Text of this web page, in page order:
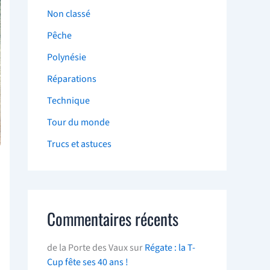
Non classé
Pêche
Polynésie
Réparations
Technique
Tour du monde
Trucs et astuces
Commentaires récents
de la Porte des VauxsurRégate : la T-
Cup fête ses 40 ans !